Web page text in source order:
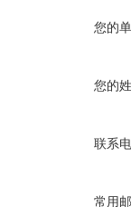
您的
您的
联系
常用